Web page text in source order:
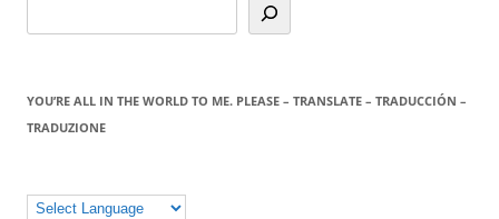
YOU’RE ALL IN THE WORLD TO ME. PLEASE – TRANSLATE – TRADUCCIÓN –
TRADUZIONE